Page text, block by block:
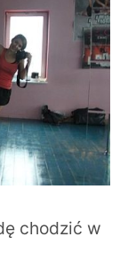
chodzić w